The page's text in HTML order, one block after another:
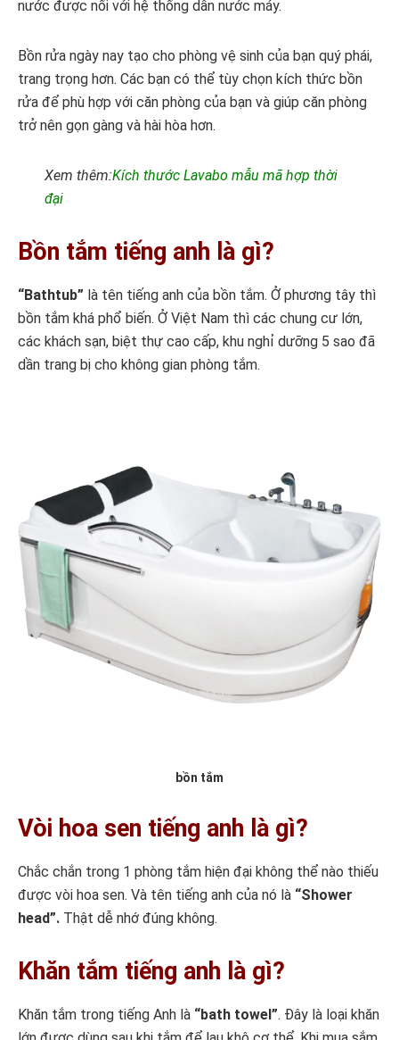
nước được nối với hệ thống dẫn nước máy.
Bồn rửa ngày nay tạo cho phòng vệ sinh của bạn quý phái,
trang trọng hơn. Các bạn có thể tùy chọn kích thức bồn
rửa để phù hợp với căn phòng của bạn và giúp căn phòng
trở nên gọn gàng và hài hòa hơn.
Xem thêm:Kích thước Lavabo mẫu mã hợp thời
đại
Bồn tắm tiếng anh là gì?
“Bathtub” là tên tiếng anh của bồn tắm. Ở phương tây thì
bồn tắm khá phổ biến. Ở Việt Nam thì các chung cư lớn,
các khách sạn, biệt thự cao cấp, khu nghỉ dưỡng 5 sao đã
dần trang bị cho không gian phòng tắm.
bồn tắm
Vòi hoa sen tiếng anh là gì?
Chắc chắn trong 1 phòng tắm hiện đại không thể nào thiếu
được vòi hoa sen. Và tên tiếng anh của nó là “Shower
head”. Thật dễ nhớ đúng không.
Khăn tắm tiếng anh là gì?
Khăn tắm trong tiếng Anh là “bath towel”. Đây là loại khăn